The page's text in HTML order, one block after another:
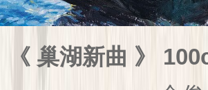
《 巢湖新曲 》